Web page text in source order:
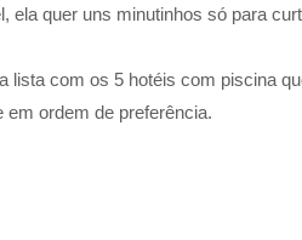
ela quer uns minutinhos só para
lista com os 5 hotéis com piscina
ordem de preferência.